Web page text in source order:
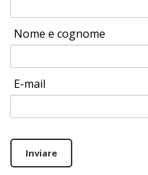
Nome e cognome
E-mail
Inviare